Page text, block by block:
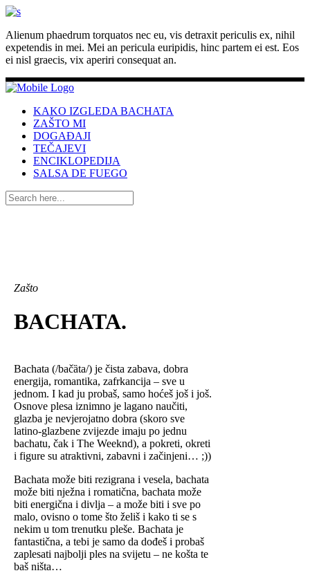
Alienum phaedrum torquatos nec eu, vis detraxit periculis ex, nihil
expetendis in mei. Mei an pericula euripidis, hinc partem ei est. Eos
ei nisl graecis, vix aperiri consequat an.
KAKO IZGLEDA BACHATA
ZAŠTO MI
DOGAĐAJI
TEČAJEVI
ENCIKLOPEDIJA
SALSA DE FUEGO
Zašto
BACHATA.
Bachata (/bačȁta/) je čista zabava, dobra
energija, romantika, zafrkancija – sve u
jednom. I kad ju probaš, samo hoćeš još i još.
Osnove plesa iznimno je lagano naučiti,
glazba je nevjerojatno dobra (skoro sve
latino-glazbene zvijezde imaju po jednu
bachatu, čak i The Weeknd), a pokreti, okreti
i figure su atraktivni, zabavni i začinjeni… ;))
Bachata može biti rezigrana i vesela, bachata
može biti nježna i romatična, bachata može
biti energična i divlja – a može biti i sve po
malo, ovisno o tome što želiš i kako ti se s
nekim u tom trenutku pleše. Bachata je
fantastična, a tebi je samo da dođeš i probaš
zaplesati najbolji ples na svijetu – ne košta te
baš ništa…